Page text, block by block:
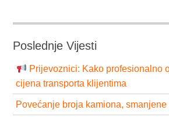
Poslednje Vijesti
Prijevoznici: Kako profesionalno
cijena transporta klijentima
Povećanje broja kamiona,